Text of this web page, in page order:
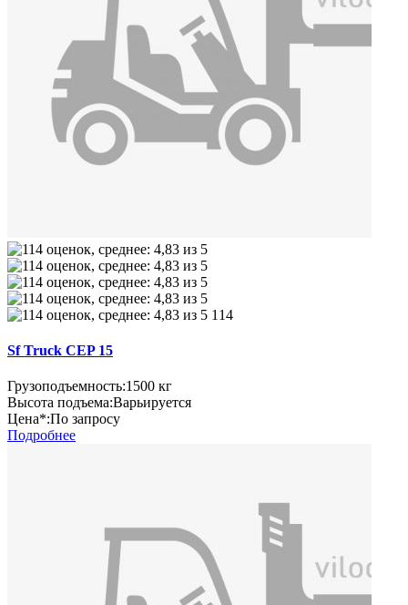
114
Sf Truck CEP 15
Грузоподъемность:1500 кг
Высота подъема:Варьируется
Цена*:По запросу
Подробнее